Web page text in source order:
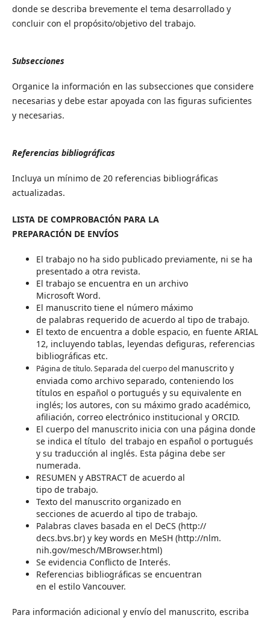
donde se describa brevemente el tema desarrollado y
concluir con el propósito/objetivo del trabajo.
Subsecciones
Organice la información en las subsecciones que considere
necesarias y debe estar apoyada con las figuras suficientes
y necesarias.
Referencias bibliográficas
Incluya un mínimo de 20 referencias bibliográficas
actualizadas.
LISTA DE COMPROBACIÓN PARA LA
PREPARACIÓN DE ENVÍOS
El trabajo no ha sido publicado previamente, ni se ha
presentado a otra revista.
El trabajo se encuentra en un archivo
Microsoft Word.
El manuscrito tiene el número máximo
de palabras requerido de acuerdo al tipo de trabajo.
El texto de encuentra a doble espacio, en fuente ARIAL
12, incluyendo tablas, leyendas defiguras, referencias
bibliográficas etc.
Página de título. Separada del cuerpo del manuscrito y
enviada como archivo separado, conteniendo los
títulos en español o portugués y su equivalente en
inglés; los autores, con su máximo grado académico,
afiliación, correo electrónico institucional y ORCID.
El cuerpo del manuscrito inicia con una página donde
se indica el título del trabajo en español o portugués
y su traducción al inglés. Esta página debe ser
numerada.
RESUMEN y ABSTRACT de acuerdo al
tipo de trabajo.
Texto del manuscrito organizado en
secciones de acuerdo al tipo de trabajo.
Palabras claves basada en el DeCS (http://
decs.bvs.br) y key words en MeSH (http://nlm.
nih.gov/mesch/MBrowser.html)
Se evidencia Conflicto de Interés.
Referencias bibliográficas se encuentran
en el estilo Vancouver.
Para información adicional y envío del manuscrito, escriba